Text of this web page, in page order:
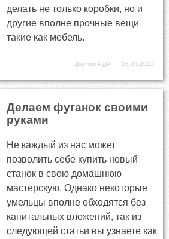
делать не только коробки, но и
другие вполне прочные вещи
такие как мебель.
Дмитрий ДА 03.04.2011
Делаем фуганок своими
руками
Не каждый из нас может
позволить себе купить новый
станок в свою домашнюю
мастерскую. Однако некоторые
умельцы вполне обходятся без
капитальных вложений, так из
следующей статьи вы узнаете как